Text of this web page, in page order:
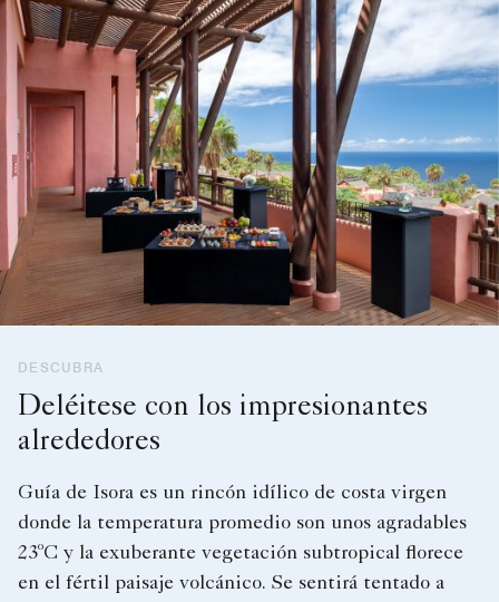
DESCUBRA
Deléitese con los impresionantes
alrededores
Guía de Isora es un rincón idílico de costa virgen
donde la temperatura promedio son unos agradables
23ºC y la exuberante vegetación subtropical florece
en el fértil paisaje volcánico. Se sentirá tentado a